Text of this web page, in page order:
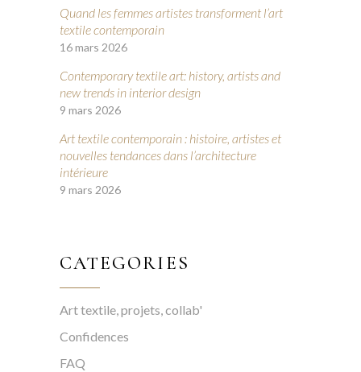
Quand les femmes artistes transforment l’art
textile contemporain
16 mars 2026
Contemporary textile art: history, artists and
new trends in interior design
9 mars 2026
Art textile contemporain : histoire, artistes et
nouvelles tendances dans l’architecture
intérieure
9 mars 2026
CATEGORIES
Art textile, projets, collab'
Confidences
FAQ